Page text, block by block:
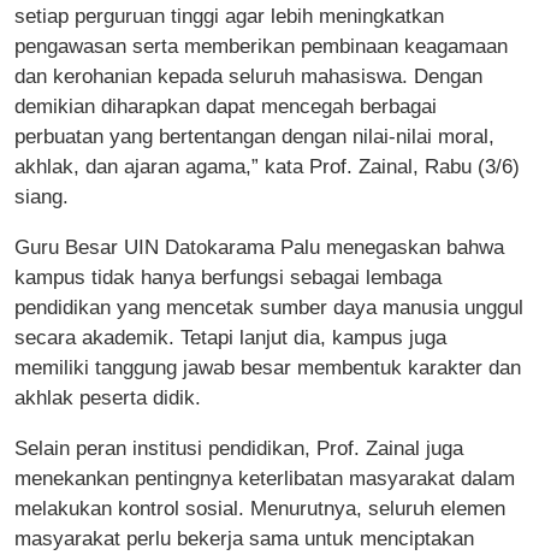
setiap perguruan tinggi agar lebih meningkatkan
pengawasan serta memberikan pembinaan keagamaan
dan kerohanian kepada seluruh mahasiswa. Dengan
demikian diharapkan dapat mencegah berbagai
perbuatan yang bertentangan dengan nilai-nilai moral,
akhlak, dan ajaran agama,” kata Prof. Zainal, Rabu (3/6)
siang.
Guru Besar UIN Datokarama Palu menegaskan bahwa
kampus tidak hanya berfungsi sebagai lembaga
pendidikan yang mencetak sumber daya manusia unggul
secara akademik. Tetapi lanjut dia, kampus juga
memiliki tanggung jawab besar membentuk karakter dan
akhlak peserta didik.
Selain peran institusi pendidikan, Prof. Zainal juga
menekankan pentingnya keterlibatan masyarakat dalam
melakukan kontrol sosial. Menurutnya, seluruh elemen
masyarakat perlu bekerja sama untuk menciptakan